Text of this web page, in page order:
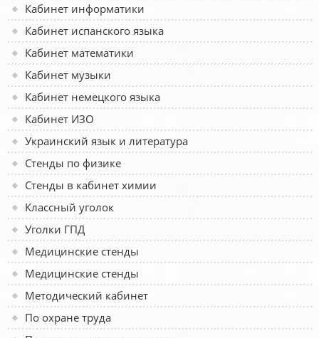
Кабинет информатики
Кабинет испанского языка
Кабинет математики
Кабинет музыки
Кабинет немецкого языка
Кабинет ИЗО
Украинский язык и литература
Стенды по физике
Стенды в кабинет химии
Классный уголок
Уголки ГПД
Медицинские стенды
Медицинские стенды
Методический кабинет
По охране труда